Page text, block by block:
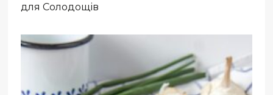
для Солодощів